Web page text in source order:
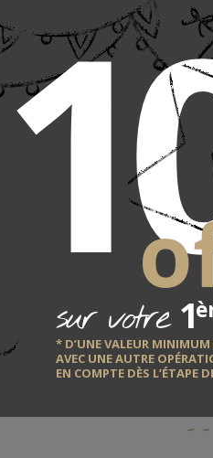
sur votre1
* D’UNE VALEUR
AVEC UNE AUTRE
EN COMPTE DÈS L’ÉTAPE